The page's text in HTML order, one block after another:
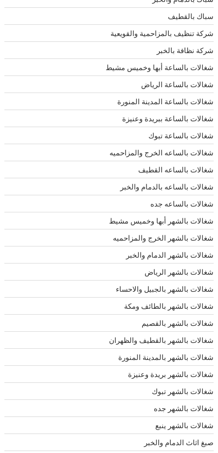
سباك بالقطيف
شركة تنظيف بالمزاحمية والقويعية
شركة نظافة بالخبر
شغالات بالساعة أبها وخميس مشيط
شغالات بالساعة الرياض
شغالات بالساعة المدينة المنورة
شغالات بالساعة ببريدة وعنيزة
شغالات بالساعة تبوك
شغالات بالساعه الخرج والمزاحميه
شغالات بالساعه القطيف
شغالات بالساعه بالدمام والخبر
شغالات بالساعه جده
شغالات بالشهر أبها وخميس مشيط
شغالات بالشهر الخرج والمزاحميه
شغالات بالشهر الدمام والخبر
شغالات بالشهر الرياض
شغالات بالشهر بالجبيل والاحساء
شغالات بالشهر بالطائف ومكة
شغالات بالشهر بالقصيم
شغالات بالشهر بالقطيف والظهران
شغالات بالشهر بالمدينة المنورة
شغالات بالشهر بريدة وعنيزة
شغالات بالشهر تبوك
شغالات بالشهر جده
شغالات بالشهر ينبع
صبغ اثاث الدمام والخبر